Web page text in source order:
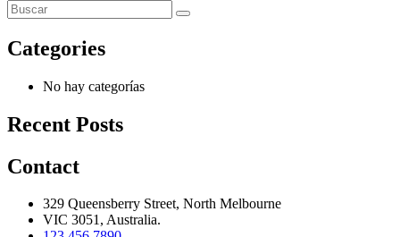
Categories
No hay categorías
Recent Posts
Contact
329 Queensberry Street, North Melbourne
VIC 3051, Australia.